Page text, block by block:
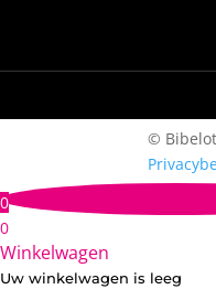
©
0
0
Winkelwagen
Uw winkelwagen is leeg